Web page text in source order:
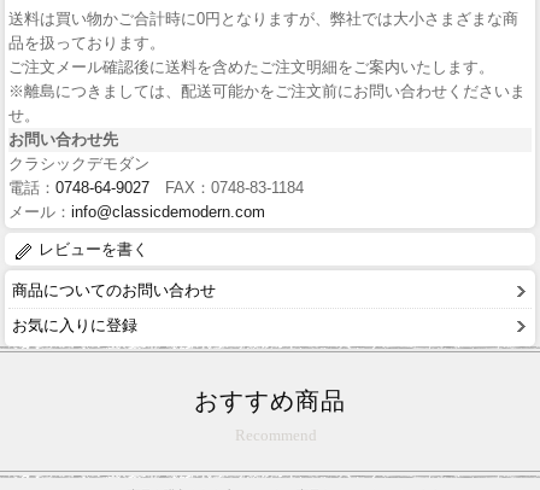
送料は買い物かご合計時に0円となりますが、弊社では大小さまざまな商
品を扱っております。
ご注文メール確認後に送料を含めたご注文明細をご案内いたします。
※離島につきましては、配送可能かをご注文前にお問い合わせくださいま
せ。
お問い合わせ先
クラシックデモダン
電話： 0748-64-9027 FAX：0748-83-1184
メール： info@classicdemodern.com
レビューを書く
商品についてのお問い合わせ
お気に入りに登録
おすすめ商品
Recommend